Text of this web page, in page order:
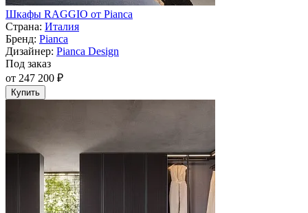
Шкафы RAGGIO от Pianca
Страна: Италия
Бренд: Pianca
Дизайнер: Pianca Design
Под заказ
от 247 200 ₽
Купить